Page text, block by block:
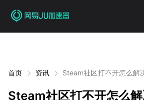
首页 资讯 Steam社区打不开怎么解
Steam社区打不开怎么解